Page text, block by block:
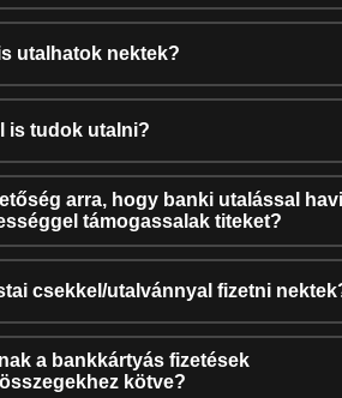
utalhatok nektek?
is tudok utalni?
arra, hogy banki utalással havi
támogassalak titeket?
csekkel/utalvánnyal fizetni
a bankkártyás fizetések
kötve?